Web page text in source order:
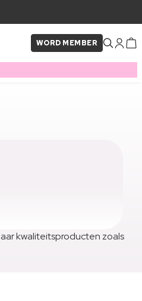
WORD MEMBER
kwaliteitsproducten zoals